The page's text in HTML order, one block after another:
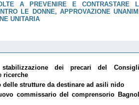
A PREVENIRE E CONTRASTARE
LE DONNE, APPROVAZIONE
UNITARIA
dei precari del
ricerche
delle strutture da destinare ad asili nido
commissario del comprensorio